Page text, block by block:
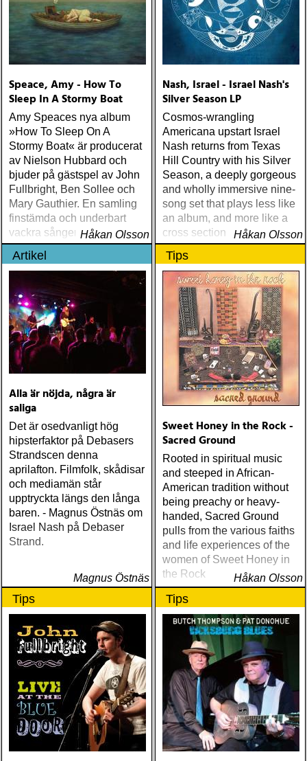
Speace, Amy - How To
Sleep In A Stormy Boat
Amy Speaces nya album
»How To Sleep On A
Stormy Boat« är producerat
av Nielson Hubbard och
bjuder på gästspel av John
Fullbright, Ben Sollee och
Mary Gauthier. En samling
finstämda och underbart
vackra sånger! Håkan Olsson
Nash, Israel - Israel Nash's
Silver Season LP
Cosmos-wrangling
Americana upstart Israel
Nash returns from Texas
Hill Country with his Silver
Season, a deeply gorgeous
and wholly immersive nine-
song set that plays less like
an album, and more like a
cross section of time and
space
Håkan Olsson
Artikel
Alla är nöjda, några är
saliga
Det är osedvanligt hög
hipsterfaktor på Debasers
Strandscen denna
aprilafton. Filmfolk, skådisar
och mediamän står
upptryckta längs den långa
baren. - Magnus Östnäs om
Israel Nash på Debaser
Strand.
Magnus Östnäs
Tips
Sweet Honey in the Rock -
Sacred Ground
Rooted in spiritual music
and steeped in African-
American tradition without
being preachy or heavy-
handed, Sacred Ground
pulls from the various faiths
and life experiences of the
women of Sweet Honey in
the Rock
Håkan Olsson
Tips Tips